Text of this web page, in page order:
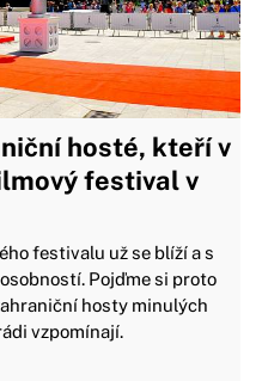
hosté, kteří v
festival v
festivalu už se blíží a s
Pojďme si proto
hosty minulých
vzpomínají.